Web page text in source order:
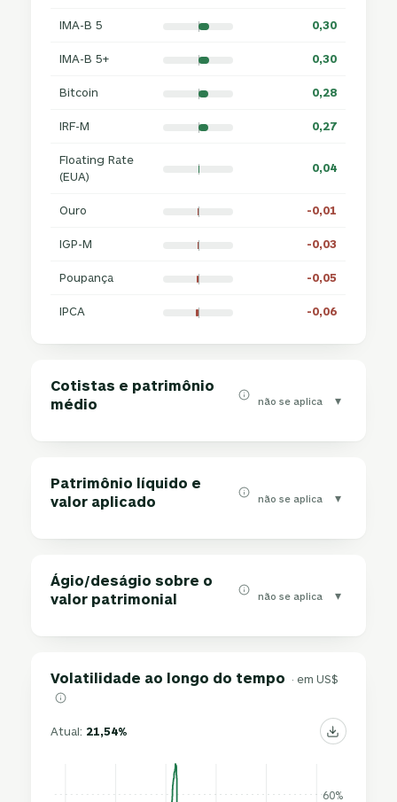
IMA-B 5 0,30
IMA-B 5+ 0,30
Bitcoin 0,28
IRF-M 0,27
Floating Rate
(EUA)
0,04
Ouro -0,01
IGP-M -0,03
Poupança -0,05
IPCA -0,06
Cotistas e patrimônio
médio
não se aplica ▾
Patrimônio líquido e
valor aplicado
não se aplica ▾
Ágio/deságio sobre o
valor patrimonial
não se aplica ▾
Volatilidade ao longo do tempo · em US$
Atual: 21,54%
60%